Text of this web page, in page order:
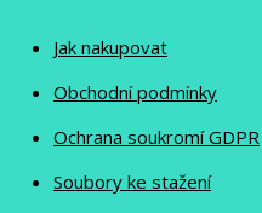
Jak nakupovat
Obchodní podmínky
Ochrana soukromí GDPR
Soubory ke stažení